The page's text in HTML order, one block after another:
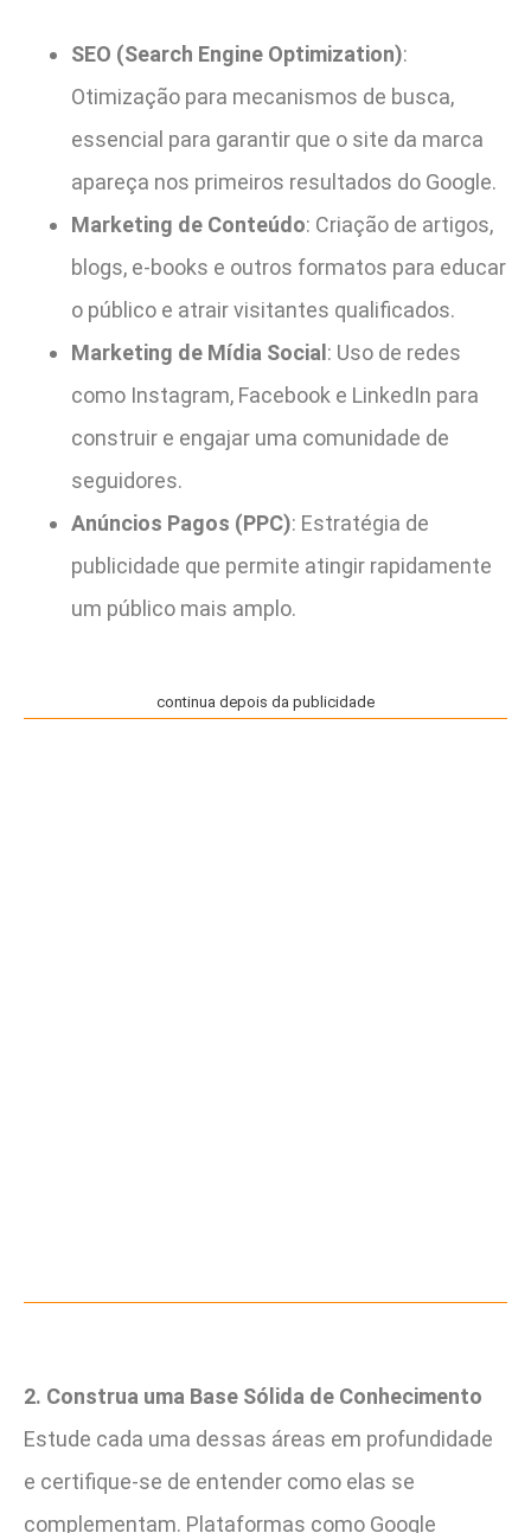
SEO (Search Engine Optimization):
Otimização para mecanismos de busca,
essencial para garantir que o site da marca
apareça nos primeiros resultados do Google.
Marketing de Conteúdo: Criação de artigos,
blogs, e-books e outros formatos para educar
o público e atrair visitantes qualificados.
Marketing de Mídia Social : Uso de redes
como Instagram, Facebook e LinkedIn para
construir e engajar uma comunidade de
seguidores.
Anúncios Pagos (PPC): Estratégia de
publicidade que permite atingir rapidamente
um público mais amplo.
continua depois da publicidade
2. Construa uma Base Sólida de Conhecimento
Estude cada uma dessas áreas em profundidade
e certifique-se de entender como elas se
complementam. Plataformas como Google